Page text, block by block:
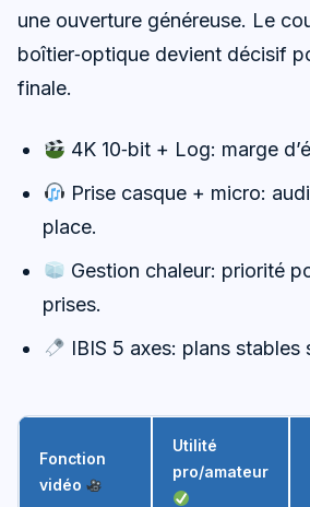
une ouverture généreuse. Le
boîtier‑optique devient décisif
finale.
4K 10‑bit + Log: marge
Prise casque + micro:
place.
Gestion chaleur: priorité
prises.
IBIS 5 axes: plans stables
Fonction
vidéo
Utilité
pro/amateur